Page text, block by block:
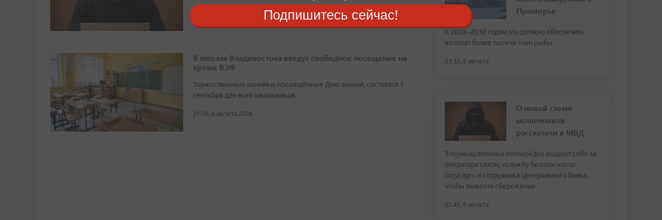
В школах Владивостока введут свободное посещение на
время ВЭФ
Торжественные линейки, посвящённые Дню знаний, состоятся 1
сентября для всех школьников
21:26, 6 августа 2026
Приморье
К 2028–2030 годам это должно обеспечить
возврат более тысячи тонн рыбы
23:32, 6 августа
О новой схеме
мошенников
рассказали в МВД
Злоумышленники поочерёдно выдают себя за
оператора связи, «службу безопасности
Госуслуг» и сотрудника Центрального банка,
чтобы вывезти сбережения
22:45, 6 августа
Подпишитесь сейчас!